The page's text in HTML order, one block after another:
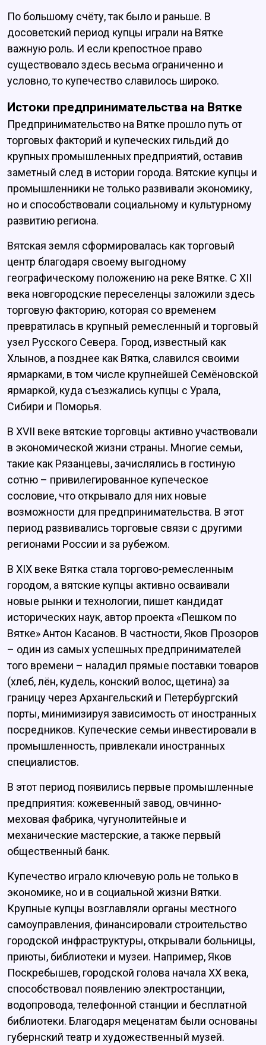
По большому счёту, так было и раньше. В
досоветский период купцы играли на Вятке
важную роль. И если крепостное право
существовало здесь весьма ограниченно и
условно, то купечество славилось широко.
Истоки предпринимательства на Вятке
Предпринимательство на Вятке прошло путь от
торговых факторий и купеческих гильдий до
крупных промышленных предприятий, оставив
заметный след в истории города. Вятские купцы и
промышленники не только развивали экономику,
но и способствовали социальному и культурному
развитию региона.
Вятская земля сформировалась как торговый
центр благодаря своему выгодному
географическому положению на реке Вятке. С XII
века новгородские переселенцы заложили здесь
торговую факторию, которая со временем
превратилась в крупный ремесленный и торговый
узел Русского Севера. Город, известный как
Хлынов, а позднее как Вятка, славился своими
ярмарками, в том числе крупнейшей Семёновской
ярмаркой, куда съезжались купцы с Урала,
Сибири и Поморья.
В XVII веке вятские торговцы активно участвовали
в экономической жизни страны. Многие семьи,
такие как Рязанцевы, зачислялись в гостиную
сотню – привилегированное купеческое
сословие, что открывало для них новые
возможности для предпринимательства. В этот
период развивались торговые связи с другими
регионами России и за рубежом.
В XIX веке Вятка стала торгово-ремесленным
городом, а вятские купцы активно осваивали
новые рынки и технологии, пишет кандидат
исторических наук, автор проекта «Пешком по
Вятке» Антон Касанов. В частности, Яков Прозоров
– один из самых успешных предпринимателей
того времени – наладил прямые поставки товаров
(хлеб, лён, кудель, конский волос, щетина) за
границу через Архангельский и Петербургский
порты, минимизируя зависимость от иностранных
посредников. Купеческие семьи инвестировали в
промышленность, привлекали иностранных
специалистов.
В этот период появились первые промышленные
предприятия: кожевенный завод, овчинно-
меховая фабрика, чугунолитейные и
механические мастерские, а также первый
общественный банк.
Купечество играло ключевую роль не только в
экономике, но и в социальной жизни Вятки.
Крупные купцы возглавляли органы местного
самоуправления, финансировали строительство
городской инфраструктуры, открывали больницы,
приюты, библиотеки и музеи. Например, Яков
Поскребышев, городской голова начала XX века,
способствовал появлению электростанции,
водопровода, телефонной станции и бесплатной
библиотеки. Благодаря меценатам были основаны
губернский театр и художественный музей.